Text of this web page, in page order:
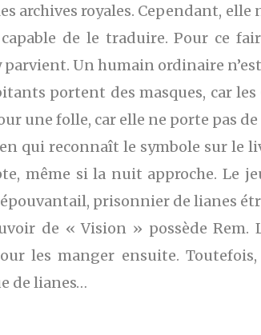
archives royales. Cependant, elle
de le traduire. Pour ce
Un humain ordinaire
portent des masques, car
une folle, car elle ne porte pas de
qui reconnaît le symbole sur le
même si la nuit approche. Le
prisonnier de lianes
de « Vision » possède Rem.
les manger ensuite.
de lianes…